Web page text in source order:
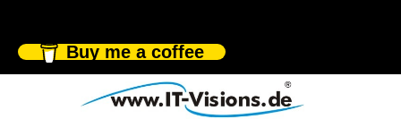
Buy me a coffee